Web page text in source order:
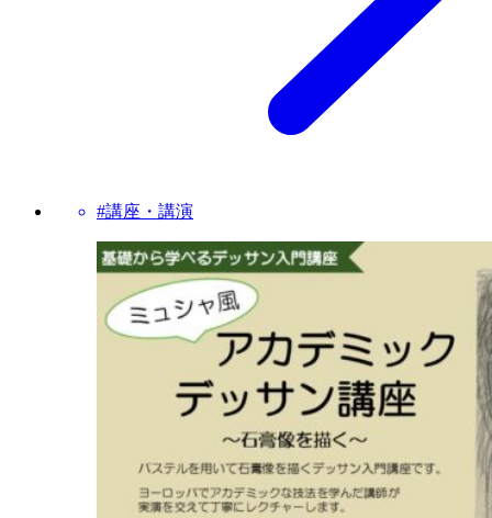
#講座・講演